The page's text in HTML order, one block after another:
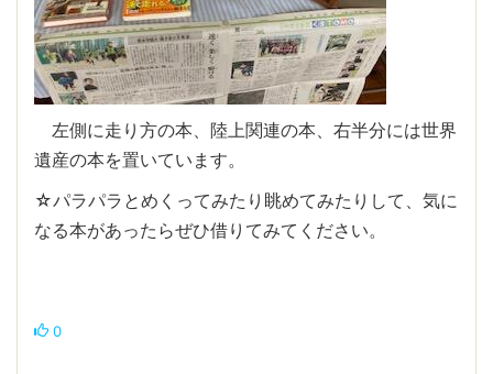
左側に走り方の本、陸上関連の本、右半分には世界
遺産の本を置いています。
☆パラパラとめくってみたり眺めてみたりして、気に
なる本があったらぜひ借りてみてください。
0